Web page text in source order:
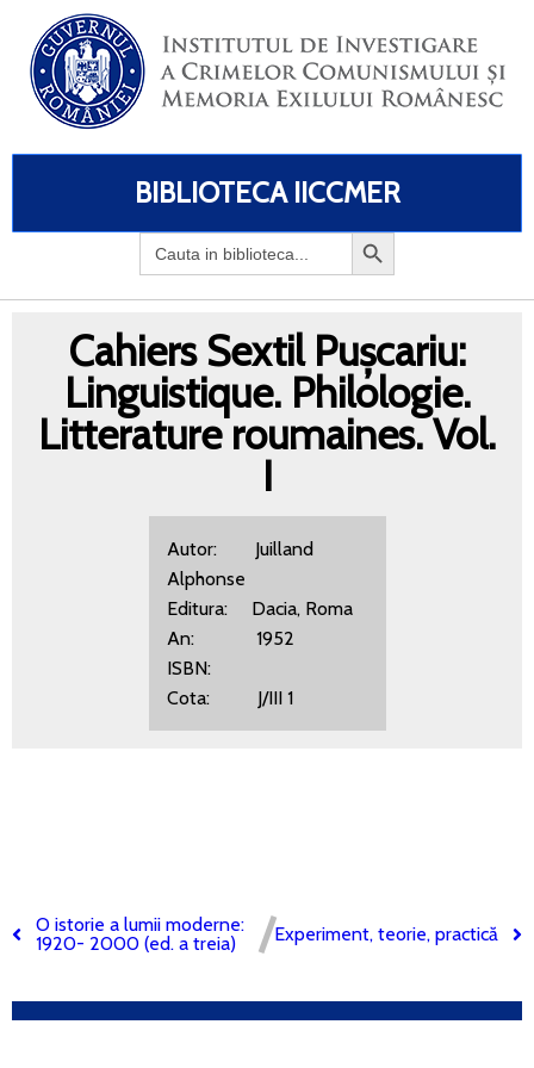
BIBLIOTECA IICCMER
Search
for:
Cahiers Sextil Pușcariu:
Linguistique. Philologie.
Litterature roumaines. Vol.
I
Autor: Juilland
Alphonse
Editura: Dacia, Roma
An: 1952
ISBN:
Cota: J/III 1
O istorie a lumii moderne:
1920- 2000 (ed. a treia)
Experiment, teorie, practică